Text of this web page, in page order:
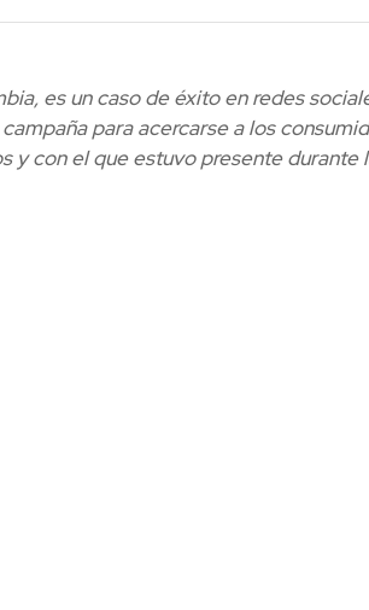
es un caso de éxito en redes
para acercarse a los
y con el que estuvo presente durante